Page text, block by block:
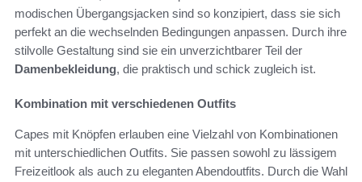
modischen Übergangsjacken sind so konzipiert, dass sie sich
perfekt an die wechselnden Bedingungen anpassen. Durch ihre
stilvolle Gestaltung sind sie ein unverzichtbarer Teil der
Damenbekleidung, die praktisch und schick zugleich ist.
Kombination mit verschiedenen Outfits
Capes mit Knöpfen erlauben eine Vielzahl von Kombinationen
mit unterschiedlichen Outfits. Sie passen sowohl zu lässigem
Freizeitlook als auch zu eleganten Abendoutfits. Durch die Wahl